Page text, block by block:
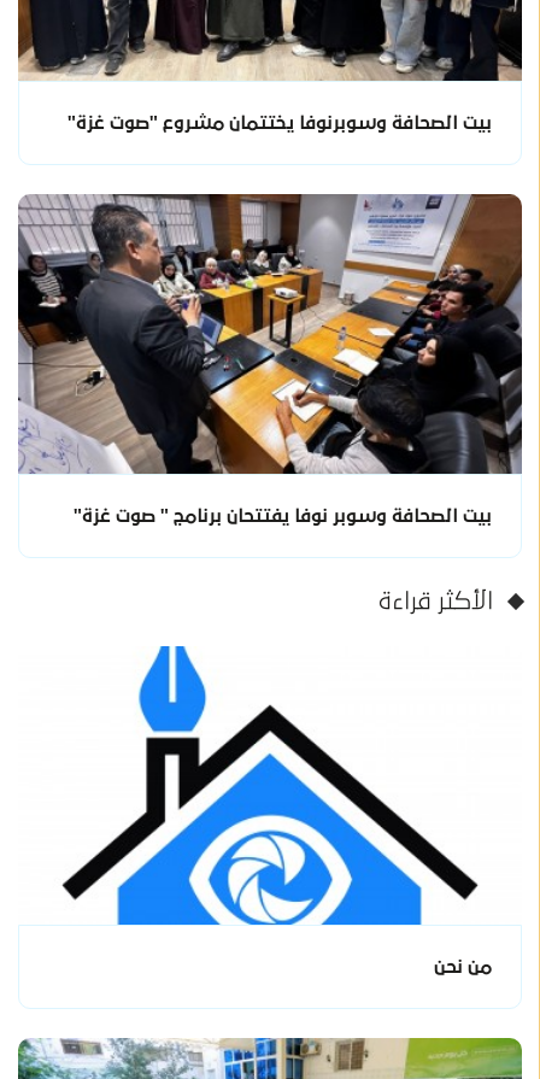
بيت الصحافة وسوبرنوفا يختتمان مشروع "صوت غزة"
بيت الصحافة وسوبر نوفا يفتتحان برنامج " صوت غزة"
الأكثر قراءة
من نحن